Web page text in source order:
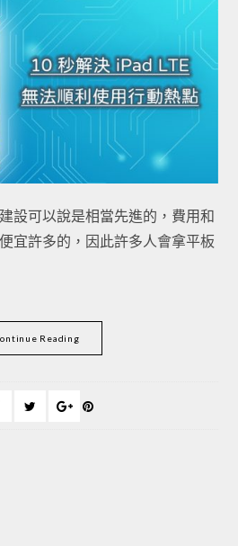
設可以說是相當先進的，費用和
宜許多的，因此許多人會拿平板
Reading